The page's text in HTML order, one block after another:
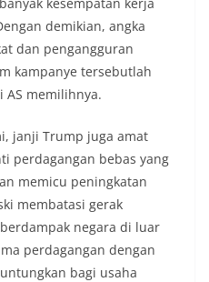
demikian, angka
dan pengangguran
kampanye tersebutlah
AS memilihnya.
janji Trump juga amat
perdagangan bebas yang
memicu peningkatan
membatasi gerak
negara di luar
perdagangan dengan
bagi usaha